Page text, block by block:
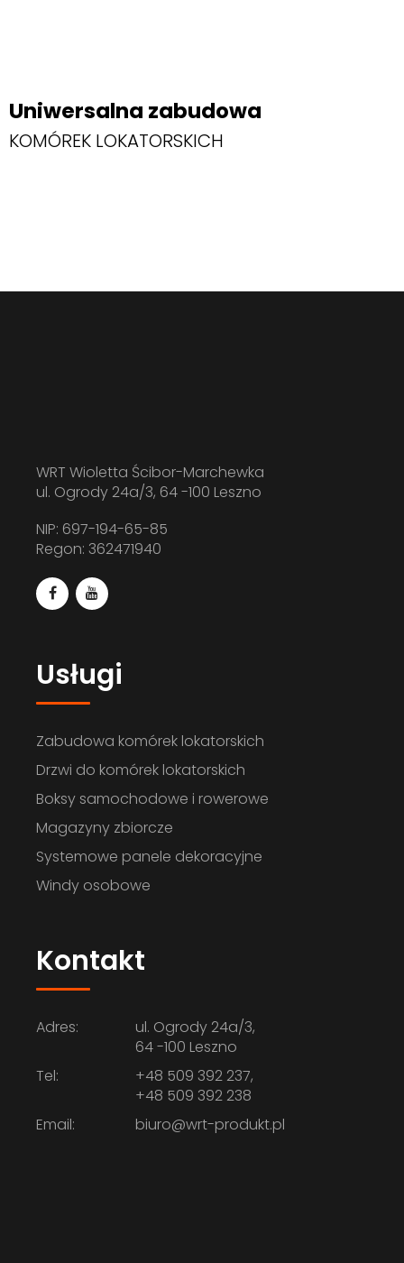
Uniwersalna zabudowa
KOMÓREK LOKATORSKICH
Drzwi systemowe
DO KOMÓREK LOKATORSKICH
Zabudowa systemowa
BOKSÓW ROWEROWYCH
WRT Wioletta Ścibor-Marchewka
ul. Ogrody 24a/3, 64 -100 Leszno
NIP: 697-194-65-85
Regon: 362471940
Usługi
Zabudowa komórek lokatorskich
Drzwi do komórek lokatorskich
Boksy samochodowe i rowerowe
Magazyny zbiorcze
Systemowe panele dekoracyjne
Windy osobowe
Kontakt
Adres:
ul. Ogrody 24a/3,
64 -100 Leszno
Tel:
+48 509 392 237,
+48 509 392 238
Email:
biuro@wrt-produkt.pl